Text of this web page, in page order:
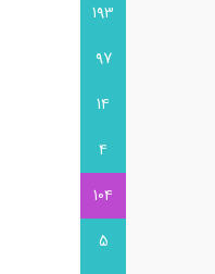
193
97
14
4
104
5